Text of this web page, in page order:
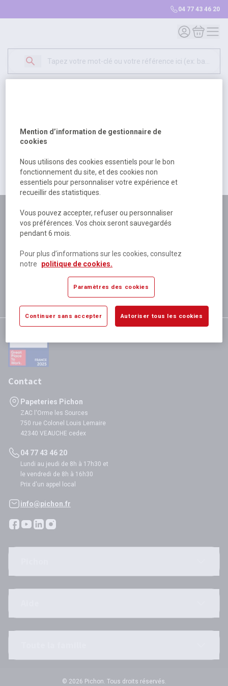
04 77 43 46 20
Mon compte
Mon
500
excuser pour la gêne occasionée.
Retour Retour à l'accueil
Plus de 180 personnes
à votre écoute
Plus de 80 000 références
disponibles
Expédition le jour même
si validation avant 12h
satisfaction totale
Contact
Papeteries Pichon
ZAC l'Orme les Sources
750 rue Colonel Louis Lemaire
42340 VEAUCHE cedex
04 77 43 46 20
Lundi au jeudi de 8h à 17h30 et
le vendredi de 8h à 16h30
Prix d'un appel local
info@pichon.fr
© 2026 Pichon. Tous droits réservés.
Mention d’information de gestionnaire de
cookies
Nous utilisons des cookies essentiels pour le bon
fonctionnement du site, et des cookies non
essentiels pour personnaliser votre expérience et
recueillir des statistiques.
Vous pouvez accepter, refuser ou personnaliser
vos préférences. Vos choix seront sauvegardés
pendant 6 mois.
Pour plus d’informations sur les cookies, consultez
notre
politique de cookies.
Paramètres des cookies
Continuer sans accepter Autoriser tous les cookies